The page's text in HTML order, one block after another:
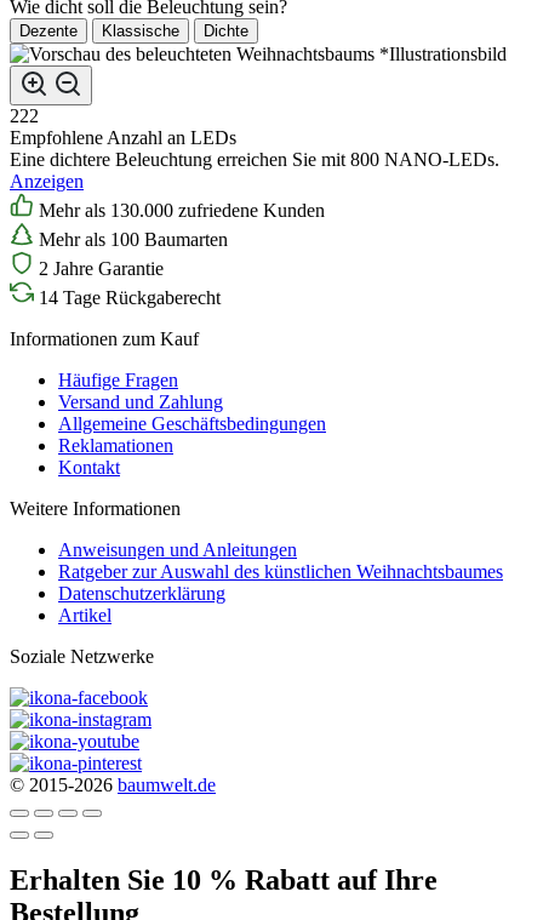
Wie dicht soll die Beleuchtung sein?
Dezente Klassische Dichte
*Illustrationsbild
222
Empfohlene Anzahl an LEDs
Eine dichtere Beleuchtung erreichen Sie mit 800 NANO-LEDs.
Anzeigen
Mehr als 130.000 zufriedene Kunden
Mehr als 100 Baumarten
2 Jahre Garantie
14 Tage Rückgaberecht
Informationen zum Kauf
Häufige Fragen
Versand und Zahlung
Allgemeine Geschäftsbedingungen
Reklamationen
Kontakt
Weitere Informationen
Anweisungen und Anleitungen
Ratgeber zur Auswahl des künstlichen Weihnachtsbaumes
Datenschutzerklärung
Artikel
Soziale Netzwerke
© 2015-2026 baumwelt.de
Erhalten Sie 10 % Rabatt auf Ihre
Bestellung